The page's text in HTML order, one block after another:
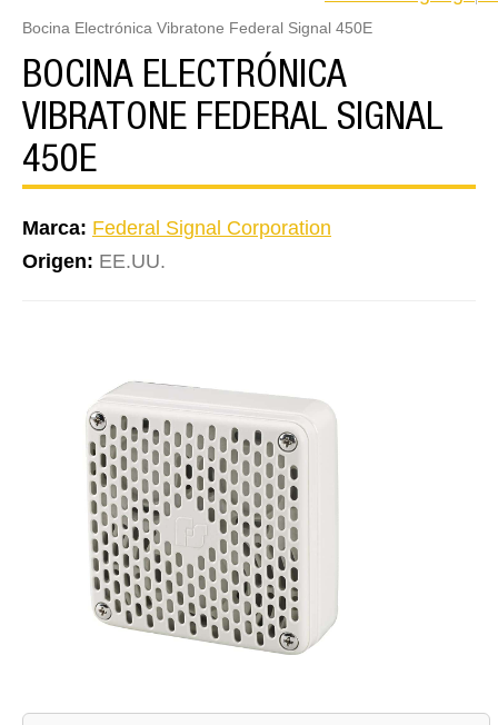
Bocina Electrónica Vibratone Federal Signal 450E
BOCINA ELECTRÓNICA
VIBRATONE FEDERAL SIGNAL
450E
Marca: Federal Signal Corporation
Origen: EE.UU.